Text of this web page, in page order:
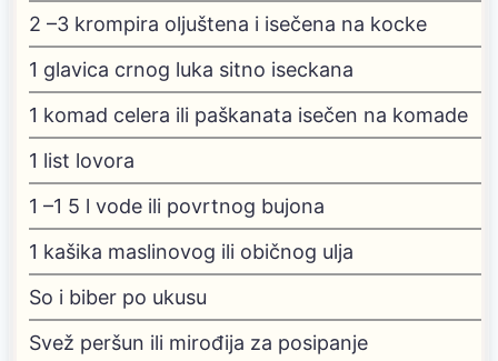
2 –3 krompira oljuštena i isečena na kocke
1 glavica crnog luka sitno iseckana
1 komad celera ili paškanata isečen na komade
1 list lovora
1 –1 5 l vode ili povrtnog bujona
1 kašika maslinovog ili običnog ulja
So i biber po ukusu
Svež peršun ili mirođija za posipanje